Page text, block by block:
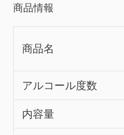
商品情報
商品名
アルコール度数
内容量